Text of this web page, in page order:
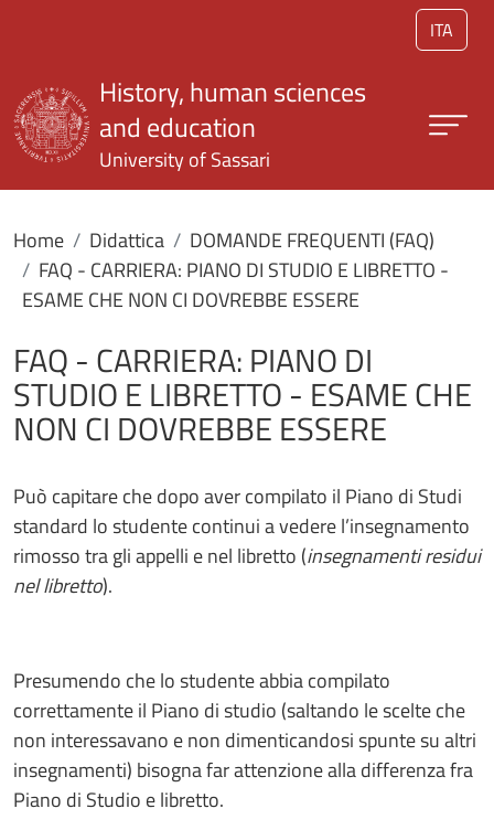
ITA
History, human sciences
and education
University of Sassari
Home Didattica
DOMANDE FREQUENTI (FAQ)
FAQ - CARRIERA: PIANO DI STUDIO E LIBRETTO -
ESAME CHE NON CI DOVREBBE ESSERE
FAQ - CARRIERA: PIANO DI
STUDIO E LIBRETTO - ESAME CHE
NON CI DOVREBBE ESSERE
Può capitare che dopo aver compilato il Piano di Studi
standard lo studente continui a vedere l’insegnamento
rimosso tra gli appelli e nel libretto (insegnamenti residui
nel libretto).
Presumendo che lo studente abbia compilato
correttamente il Piano di studio (saltando le scelte che
non interessavano e non dimenticandosi spunte su altri
insegnamenti) bisogna far attenzione alla differenza fra
Piano di Studio e libretto.